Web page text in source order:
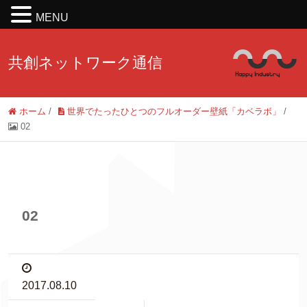
共創ネットワーク通信
ホーム / 世界でたったひとつのフルオーダー壁紙「カベラボ」
/
02
02
2017.08.10
MENU